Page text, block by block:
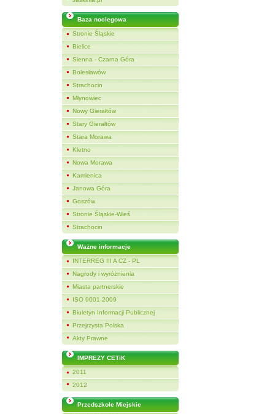
Baza noclegowa
Stronie Śląskie
Bielice
Sienna - Czarna Góra
Bolesławów
Strachocin
Młynowiec
Nowy Gierałtów
Stary Gierałtów
Stara Morawa
Kletno
Nowa Morawa
Kamienica
Janowa Góra
Goszów
Stronie Śląskie-Wieś
Strachocin
Ważne informacje
INTERREG III A CZ - PL
Nagrody i wyróżnienia
Miasta partnerskie
ISO 9001-2009
Biuletyn Informacji Publicznej
Przejrzysta Polska
Akty Prawne
IMPREZY CETiK
2011
2012
Przedszkole Miejskie